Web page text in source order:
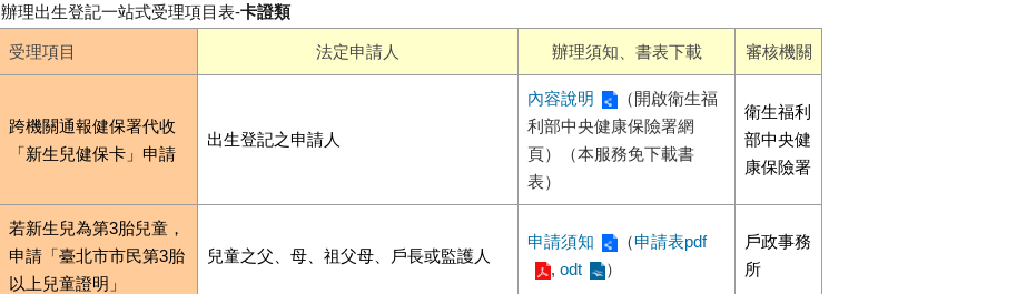
辦理出生登記一站式受理項目表-卡證類
受理項目 法定申請人 辦理須知、書表下載 審核機關
跨機關通報健保署代收
「新生兒健保卡」申請
出生登記之申請人
內容說明
（開啟衛生福
利部中央健康保險署網
頁）（本服務免下載書
表）
衛生福利
部中央健
康保險署
若新生兒為第3胎兒童，
申請「臺北市市民第3胎
以上兒童證明」
兒童之父、母、祖父母、戶長或監護人
申請須知 （申請表pdf
, odt ）
戶政事務
所